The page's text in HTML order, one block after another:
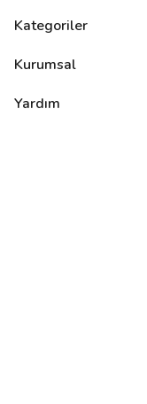
Kategoriler
Kurumsal
Yardım